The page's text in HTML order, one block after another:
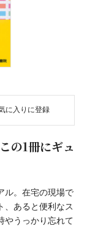
に入りに登録
の1冊にギュ
ル。在宅の現場で
、あると便利なス
やうっかり忘れて